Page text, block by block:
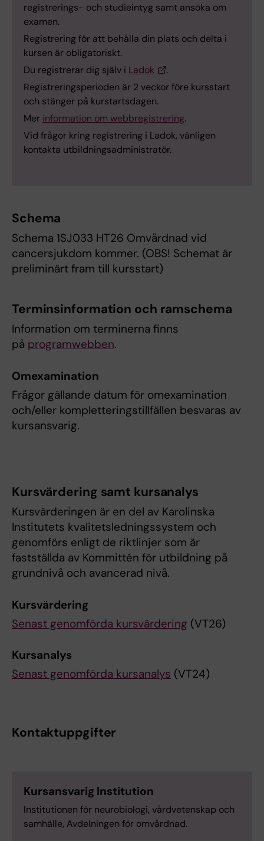
registrerings- och studieintyg samt ansöka om
examen.
Registrering för att behålla din plats och delta i
kursen är obligatoriskt.
Du registrerar dig själv i Ladok
.
Registreringsperioden är 2 veckor före kursstart
och stänger på kurstartsdagen.
Mer information om webbregistrering.
Vid frågor kring registrering i Ladok, vänligen
kontakta utbildningsadministratör.
Schema
Schema 1SJ033 HT26 Omvårdnad vid
cancersjukdom kommer. (OBS! Schemat är
preliminärt fram till kursstart)
Terminsinformation och ramschema
Information om terminerna finns
på programwebben.
Omexamination
Frågor gällande datum för omexamination
och/eller kompletteringstillfällen besvaras av
kursansvarig.
Kursvärdering samt kursanalys
Kursvärderingen är en del av Karolinska
Institutets kvalitetsledningssystem och
genomförs enligt de riktlinjer som är
fastställda av Kommittén för utbildning på
grundnivå och avancerad nivå.
Kursvärdering
Senast genomförda kursvärdering (VT26)
Kursanalys
Senast genomförda kursanalys (VT24)
Kontaktuppgifter
Kursansvarig Institution
Institutionen för neurobiologi, vårdvetenskap och
samhälle, Avdelningen för omvårdnad.